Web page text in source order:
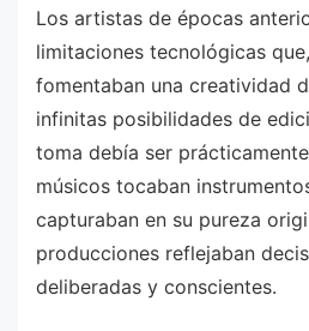
Los artistas de épocas
limitaciones tecnológicas
fomentaban una creatividad
infinitas posibilidades de
toma debía ser
músicos tocaban
capturaban en su pureza
producciones reflejaban
deliberadas y conscientes.